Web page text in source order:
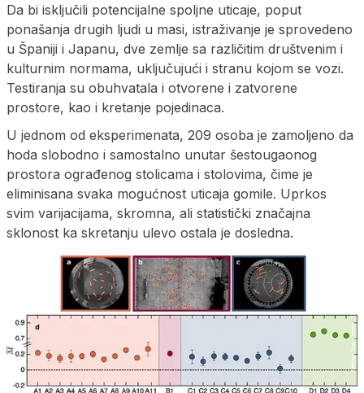
Da bi isključili potencijalne spoljne uticaje, poput
ponašanja drugih ljudi u masi, istraživanje je sprovedeno
u Španiji i Japanu, dve zemlje sa različitim društvenim i
kulturnim normama, uključujući i stranu kojom se vozi.
Testiranja su obuhvatala i otvorene i zatvorene
prostore, kao i kretanje pojedinaca.
U jednom od eksperimenata, 209 osoba je zamoljeno da
hoda slobodno i samostalno unutar šestougaonog
prostora ograđenog stolicama i stolovima, čime je
eliminisana svaka mogućnost uticaja gomile. Uprkos
svim varijacijama, skromna, ali statistički značajna
sklonost ka skretanju ulevo ostala je dosledna.